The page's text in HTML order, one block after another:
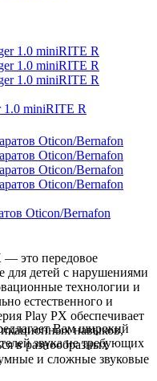
1.0 miniRITE R
Oticon/Bernafon
— это передовое
для детей с нарушениями
технологии и
естественного и
Play PX обеспечивает
навыков,
в разнообразных
и сложные звуковые
Вам широкий
звука не требующих